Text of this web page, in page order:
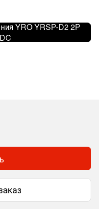
YRO YRSP-D2 2P